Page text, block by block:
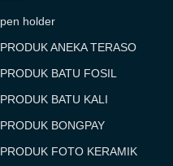
pen holder
PRODUK ANEKA TERASO
PRODUK BATU FOSIL
PRODUK BATU KALI
PRODUK BONGPAY
PRODUK FOTO KERAMIK